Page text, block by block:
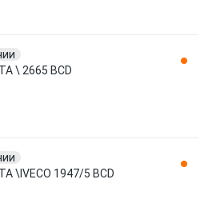
\ 2665 BCD
\IVECO 1947/5 BCD